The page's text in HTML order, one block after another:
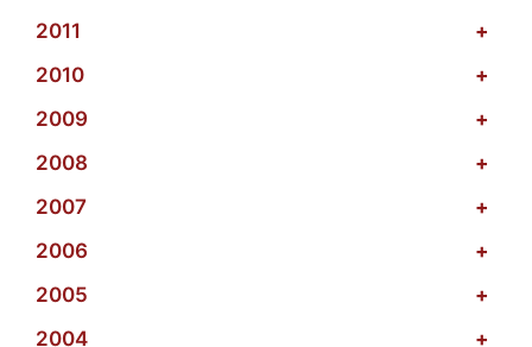
2011
+
2010
+
2009
+
2008
+
2007
+
2006
+
2005
+
2004
+